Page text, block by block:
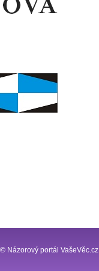
© Názorový portál VašeVěc.cz